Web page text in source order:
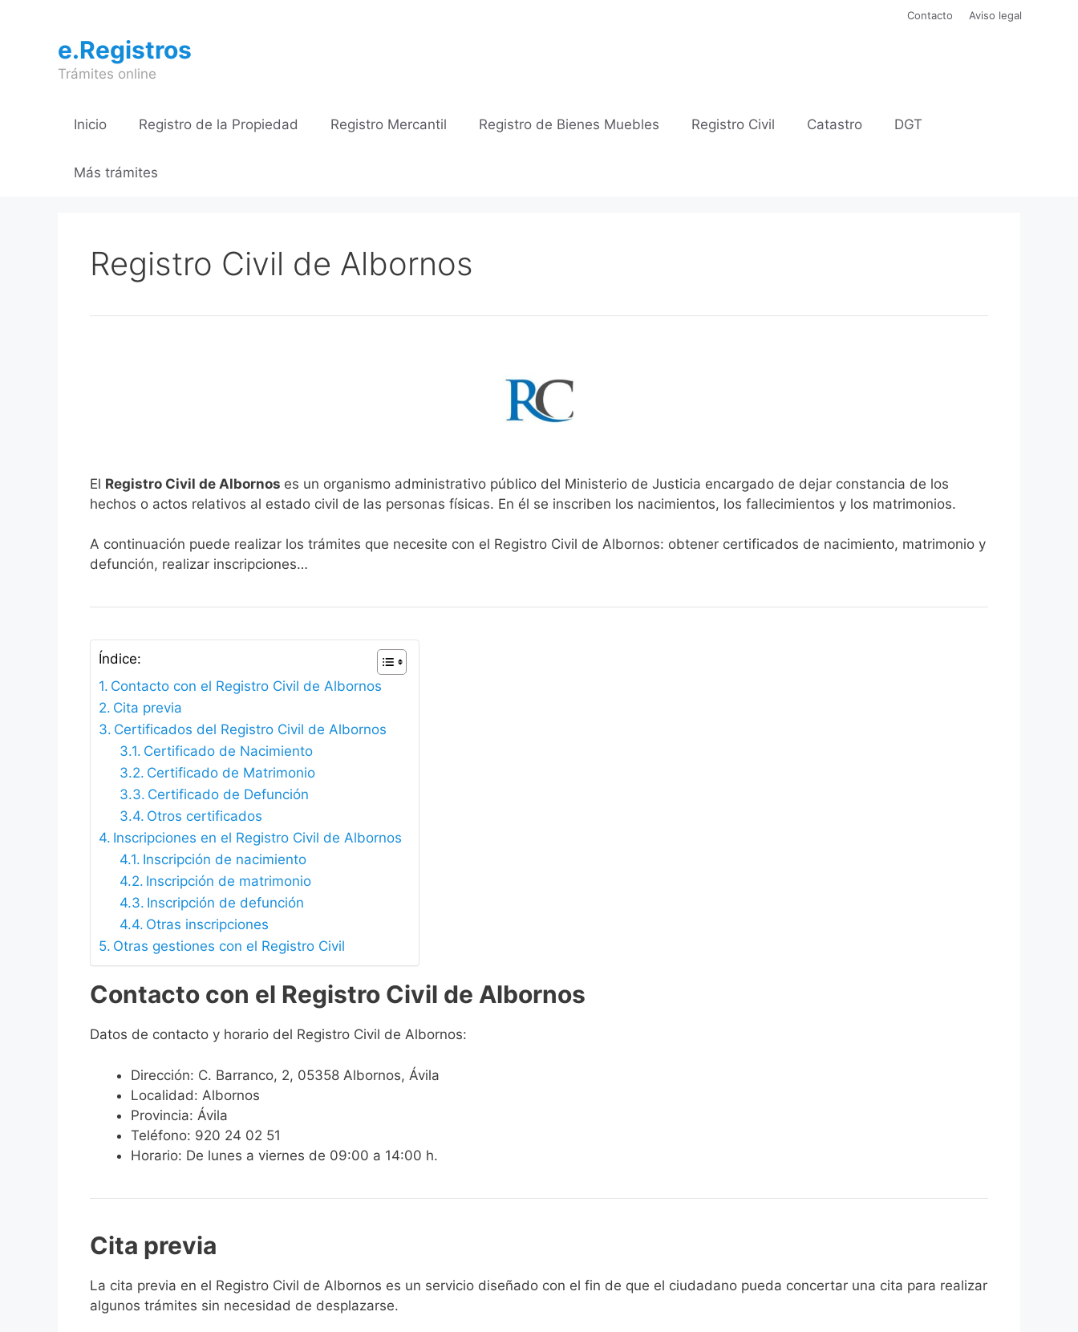
contenido
Contacto Aviso legal
e.Registros
Trámites online
Inicio Registro de la Propiedad Registro Mercantil Registro de Bienes Muebles Registro Civil Catastro DGT
Más trámites
Registro Civil de Albornos
El Registro Civil de Albornos es un organismo administrativo público del Ministerio de Justicia encargado de dejar constancia de los
hechos o actos relativos al estado civil de las personas físicas. En él se inscriben los nacimientos, los fallecimientos y los matrimonios.
A continuación puede realizar los trámites que necesite con el Registro Civil de Albornos: obtener certificados de nacimiento, matrimonio y
defunción, realizar inscripciones…
Índice:
Contacto con el Registro Civil de Albornos
Cita previa
Certificados del Registro Civil de Albornos
Certificado de Nacimiento
Certificado de Matrimonio
Certificado de Defunción
Otros certificados
Inscripciones en el Registro Civil de Albornos
Inscripción de nacimiento
Inscripción de matrimonio
Inscripción de defunción
Otras inscripciones
Otras gestiones con el Registro Civil
Contacto con el Registro Civil de Albornos
Datos de contacto y horario del Registro Civil de Albornos:
Dirección: C. Barranco, 2, 05358 Albornos, Ávila
Localidad: Albornos
Provincia: Ávila
Teléfono: 920 24 02 51
Horario: De lunes a viernes de 09:00 a 14:00 h.
Cita previa
​​​​​​​​​​​​​​​​​​​​​​​​​​​​La cita previa en el Registro Civil de Albornos es un servicio diseñado con el fin de que el ciudadano pueda concertar una cita para realizar
algunos trámites sin necesidad de desplazarse.​